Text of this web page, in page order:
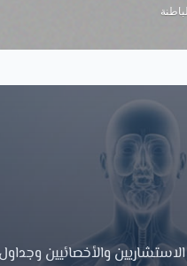
والأخصائيين وجداول